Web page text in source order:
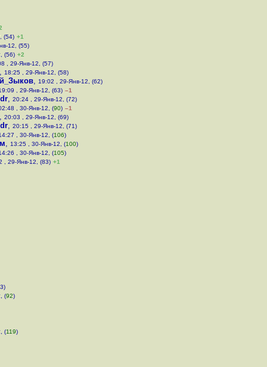
(54) +1
12, (55)
(56) +2
, 29-Янв-12, (57)
, 18:25 , 29-Янв-12, (58)
, 19:02 , 29-Янв-12, (62)
, 29-Янв-12, (63) –1
, 20:24 , 29-Янв-12, (72)
, 30-Янв-12, (90) –1
, 20:03 , 29-Янв-12, (69)
, 20:15 , 29-Янв-12, (71)
, 30-Янв-12, (106)
, 13:25 , 30-Янв-12, (100)
, 30-Янв-12, (105)
, 29-Янв-12, (83) +1
(92)
(119)